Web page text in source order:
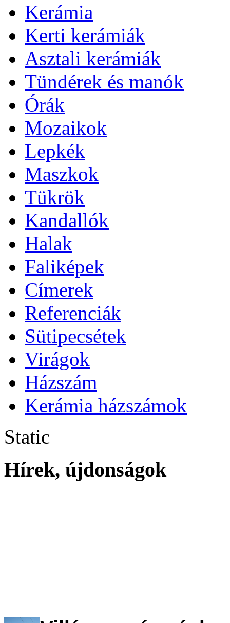
Kerámia
Kerti kerámiák
Asztali kerámiák
Tündérek és manók
Órák
Mozaikok
Lepkék
Maszkok
Tükrök
Kandallók
Halak
Faliképek
Címerek
Referenciák
Sütipecsétek
Virágok
Házszám
Kerámia házszámok
Static
Hírek, újdonságok